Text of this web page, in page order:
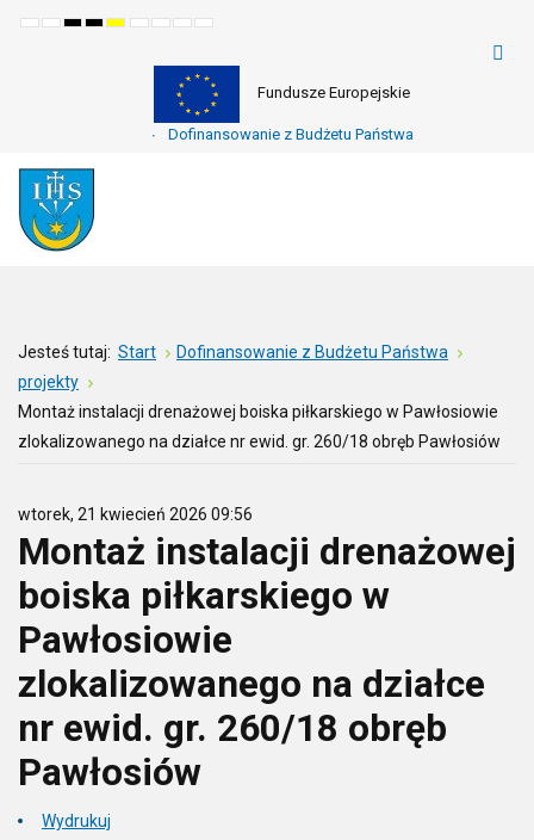
Default
NightHighHighHighSetSetMake
readable
Set
Fundusze Europejskie
Dofinansowanie z Budżetu Państwa
Jesteś tutaj: Start
Dofinansowanie z Budżetu Państwa
projekty
Montaż instalacji drenażowej boiska piłkarskiego w Pawłosiowie
zlokalizowanego na działce nr ewid. gr. 260/18 obręb Pawłosiów
wtorek, 21 kwiecień 2026 09:56
Montaż instalacji drenażowej
boiska piłkarskiego w
Pawłosiowie
zlokalizowanego na działce
nr ewid. gr. 260/18 obręb
Pawłosiów
Wydrukuj